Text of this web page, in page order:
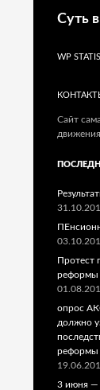
Суть
WP
Сайт
Протест
реформы
опрос
должно
реформы
3 июня —